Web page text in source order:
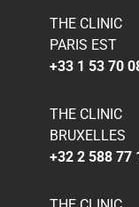
THE CLINIC
PARIS EST
+33 1 53 70
THE CLINIC
BRUXELLES
+32 2 588 77